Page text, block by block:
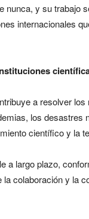
y su trabajo
internacionales
a resolver
los desastres
científico y la
a largo plazo,
colaboración y la